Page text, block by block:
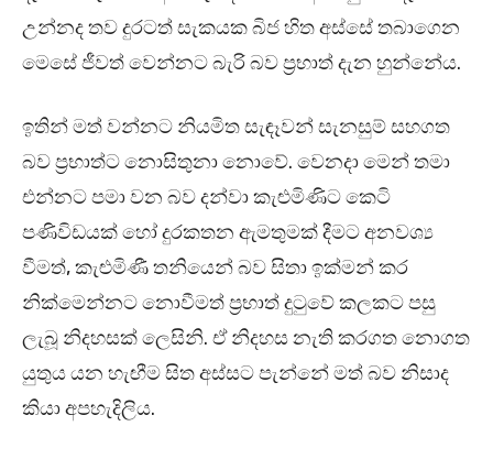
උන්නද තව දුරටත් සැකයක බිජ හිත අස්සේ තබාගෙන
මෙසේ ජීවත් වෙන්නට බැරි බව ප්‍රභාත් දැන හුන්නේය.
ඉතින් මත් වන්නට නියමිත සැඳෑවන් සැනසුම් සහගත
බව ප්‍රභාත්ට නොසිතුනා නොවේ. වෙනදා මෙන් තමා
එන්නට පමා වන බව දන්වා කැළුමිණිට කෙටි
පණිවිඩයක් හෝ දුරකතන ඇමතුමක් දීමට අනවශ්‍ය
වීමත්, කැළුමිණී තනියෙන් බව සිතා ඉක්මන් කර
නික්මෙන්නට නොවීමත් ප්‍රභාත් දුටුවේ කලකට පසු
ලැබූ නිදහසක් ලෙසිනි. ඒ නිදහස නැති කරගත නොගත
යුතුය යන හැඟීම සිත අස්සට පැන්නේ මත් බව නිසාද
කියා අපහැදිලිය.